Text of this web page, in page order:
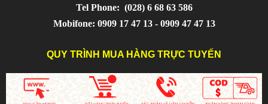
Tel Phone: (028) 6 68 63 586
Mobifone: 0909 17 47 13 - 0909 47 47 13
QUY TRÌNH MUA HÀNG TRỰC TUYẾN